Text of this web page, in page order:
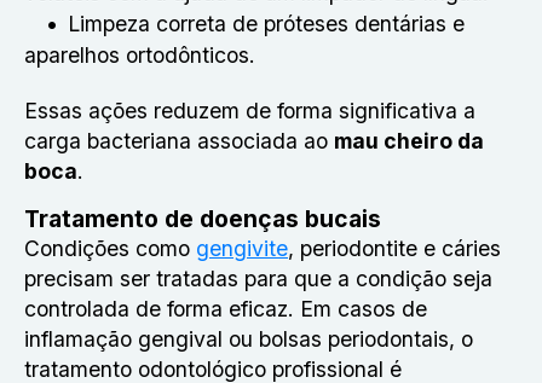
Limpeza correta de próteses dentárias e
aparelhos ortodônticos.
Essas ações reduzem de forma significativa a
carga bacteriana associada ao mau cheiro da
boca.
Tratamento de doenças bucais
Condições como gengivite, periodontite e cáries
precisam ser tratadas para que a condição seja
controlada de forma eficaz. Em casos de
inflamação gengival ou bolsas periodontais, o
tratamento odontológico profissional é